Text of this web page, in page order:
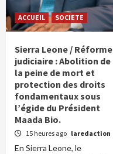
ACCUEIL SOCIETE
Sierra Leone / Réforme
judiciaire : Abolition de
la peine de mort et
protection des droits
fondamentaux sous
l’égide du Président
Maada Bio.
15 heures ago laredaction
En Sierra Leone, le